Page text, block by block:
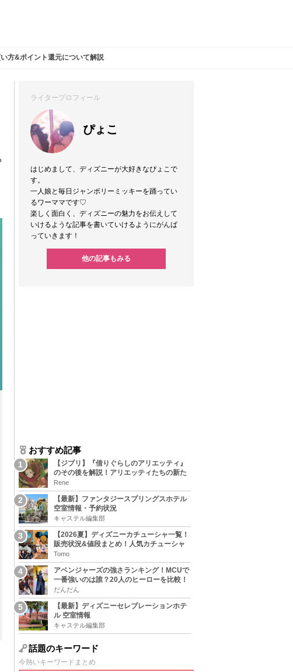
方&ポイント還元について解説
ライタープロフィール
ぴょこ
はじめまして、ディズニーが大好きなぴょこで
す。
一人娘と毎日ジャンボリーミッキーを踊ってい
るワーママです♡
楽しく面白く、ディズニーの魅力をお伝えして
いけるような記事を書いていけるようにがんば
っていきます！
他の記事もみる
おすすめ記事
【ジブリ】『借りぐらしのアリエッティ』
のその後を解説！アリエッティたちの新た
な住処は？翔の病気は治る？
Rene
【最新】ファンタジースプリングスホテル
空室情報・予約状況
キャステル編集部
【2026夏】ディズニーカチューシャ一覧！
販売状況&値段まとめ！人気カチューシャ
をチェック
Tomo
アベンジャーズの強さランキング！MCUで
一番強いのは誰？20人のヒーローを比較！
だんだん
【最新】ディズニーセレブレーションホテ
ル 空室情報
キャステル編集部
話題のキーワード
今熱いキーワードまとめ